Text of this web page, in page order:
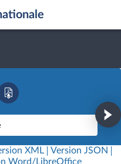
XML
Version JSON
Word/LibreOffice